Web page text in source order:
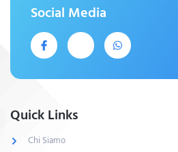
Social Media
Quick Links
Chi Siamo